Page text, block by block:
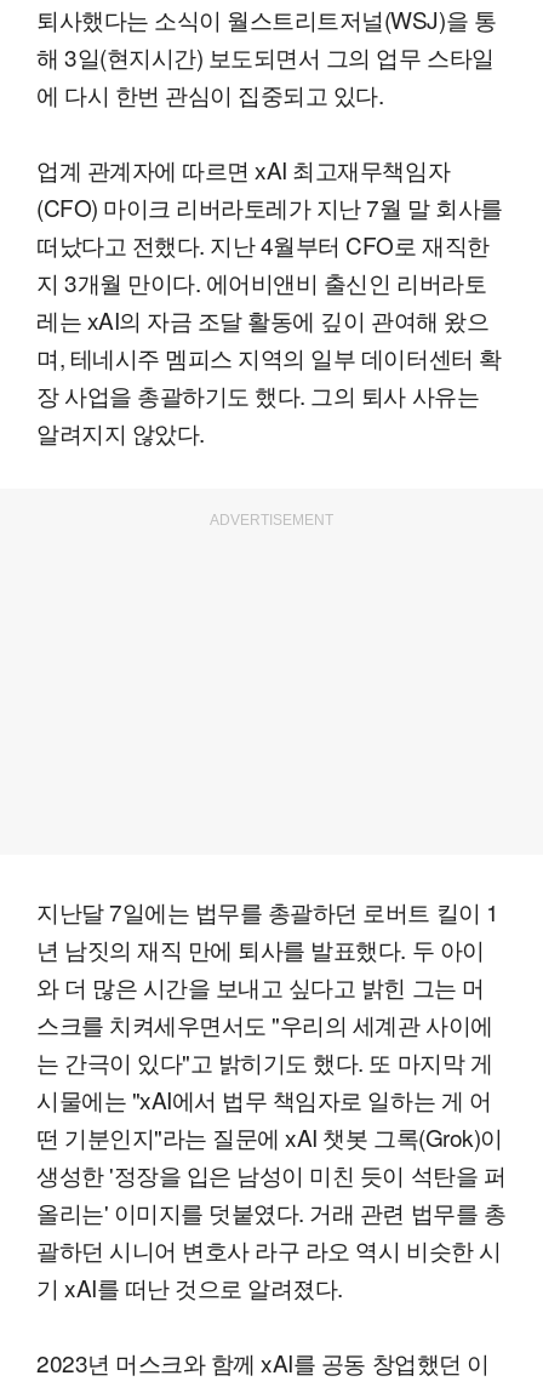
퇴사했다는 소식이 월스트리트저널(WSJ)을 통
해 3일(현지시간) 보도되면서 그의 업무 스타일
에 다시 한번 관심이 집중되고 있다.
업계 관계자에 따르면 xAI 최고재무책임자
(CFO) 마이크 리버라토레가 지난 7월 말 회사를
떠났다고 전했다. 지난 4월부터 CFO로 재직한
지 3개월 만이다. 에어비앤비 출신인 리버라토
레는 xAI의 자금 조달 활동에 깊이 관여해 왔으
며, 테네시주 멤피스 지역의 일부 데이터센터 확
장 사업을 총괄하기도 했다. 그의 퇴사 사유는
알려지지 않았다.
ADVERTISEMENT
지난달 7일에는 법무를 총괄하던 로버트 킬이 1
년 남짓의 재직 만에 퇴사를 발표했다. 두 아이
와 더 많은 시간을 보내고 싶다고 밝힌 그는 머
스크를 치켜세우면서도 "우리의 세계관 사이에
는 간극이 있다"고 밝히기도 했다. 또 마지막 게
시물에는 "xAI에서 법무 책임자로 일하는 게 어
떤 기분인지"라는 질문에 xAI 챗봇 그록(Grok)이
생성한 '정장을 입은 남성이 미친 듯이 석탄을 퍼
올리는' 이미지를 덧붙였다. 거래 관련 법무를 총
괄하던 시니어 변호사 라구 라오 역시 비슷한 시
기 xAI를 떠난 것으로 알려졌다.
2023년 머스크와 함께 xAI를 공동 창업했던 이